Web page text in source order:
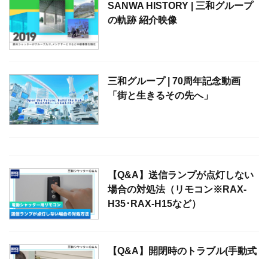
SANWA HISTORY | 三和グループ
の軌跡 紹介映像
三和グループ | 70周年記念動画
「街と⽣きるその先へ」
【Q&A】送信ランプが点灯しない
場合の対処法（リモコン※RAX-
H35･RAX-H15など）
【Q&A】開閉時のトラブル(手動式